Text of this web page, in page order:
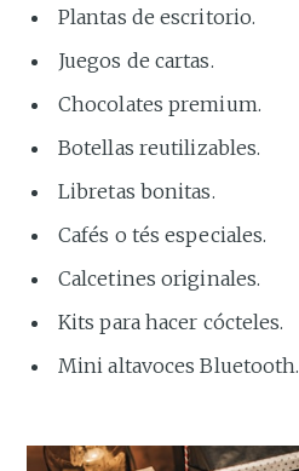
Plantas de escritorio.
Juegos de cartas.
Chocolates premium.
Botellas reutilizables.
Libretas bonitas.
Cafés o tés especiales.
Calcetines originales.
Kits para hacer cócteles.
Mini altavoces Bluetooth.